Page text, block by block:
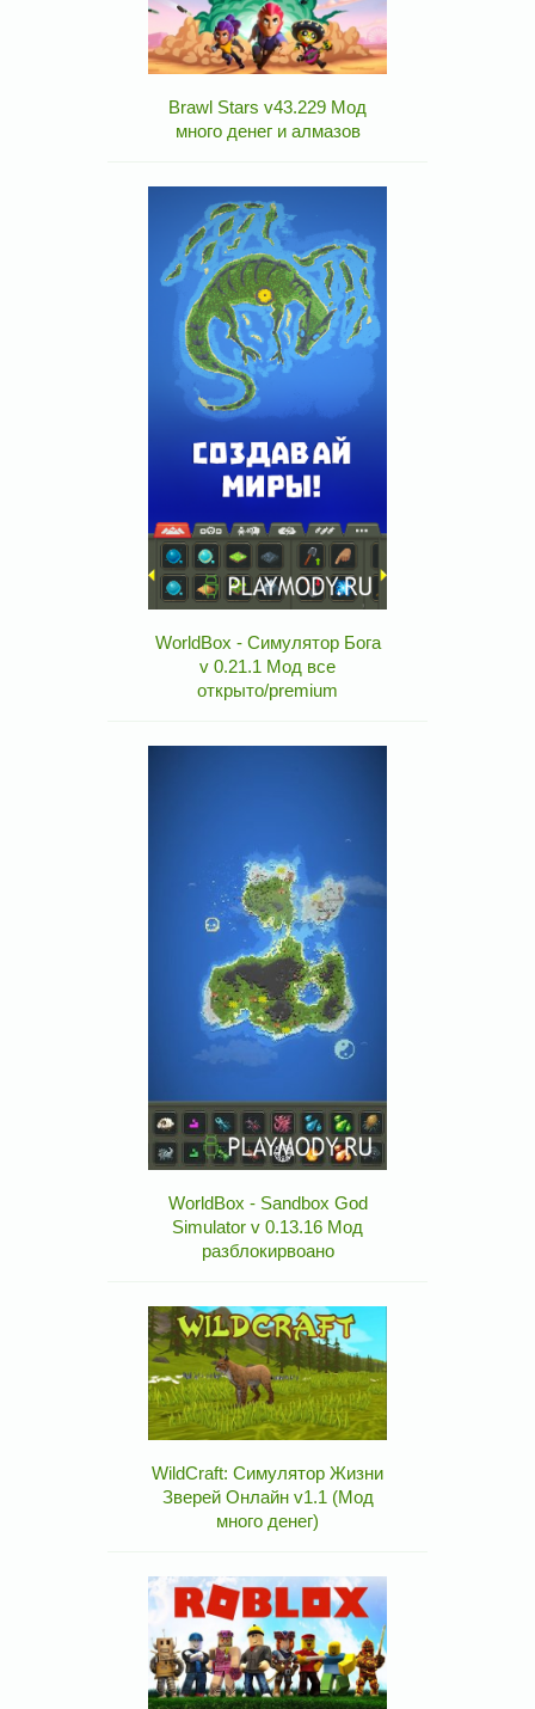
Brawl Stars v43.229 Мод
много денег и алмазов
WorldBox - Симулятор Бога
v 0.21.1 Мод все
открыто/premium
WorldBox - Sandbox God
Simulator v 0.13.16 Мод
разблокирвоано
WildCraft: Симулятор Жизни
Зверей Онлайн v1.1 (Мод
много денег)